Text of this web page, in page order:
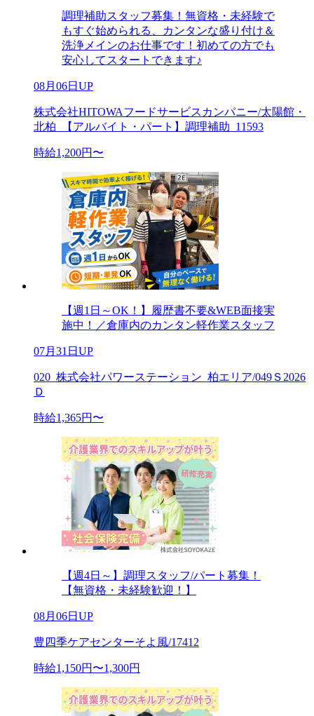
調理補助スタッフ募集！無資格・未経験で
もすぐ始められる、カンタンな盛り付け＆
洗浄メインのお仕事です！初めての方でも
安心してスタートできます♪
08月06日UP
株式会社HITOWAフードサービスカンパニー/太陽館・
北柏_【アルバイト・パート】調理補助_11593
時給1,200円〜
【週1日～OK！】履歴書不要&WEB面接実
施中！／倉庫内のカンタン軽作業スタッフ
07月31日UP
020_株式会社パワーステーション_柏エリア/049Ｓ2026
Ｄ
時給1,365円〜
【週4日～】調理スタッフ/パート募集！
【無資格・未経験歓迎！】
08月06日UP
豊四季ケアセンターそよ風/17412
時給1,150円〜1,300円